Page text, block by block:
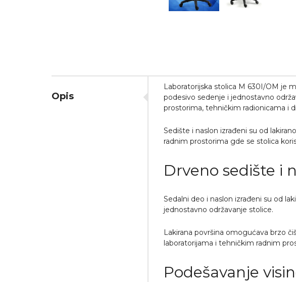
Opis
Laboratorijska stolica M 630I/OM je
podesivo sedenje i jednostavno
prostorima, tehničkim radionicama i
Sedište i naslon izrađeni su od
radnim prostorima gde se stolica
Drveno sedište i
Sedalni deo i naslon izrađeni su od
jednostavno održavanje stolice.
Lakirana površina omogućava brzo
laboratorijama i tehničkim radnim
Podešavanje